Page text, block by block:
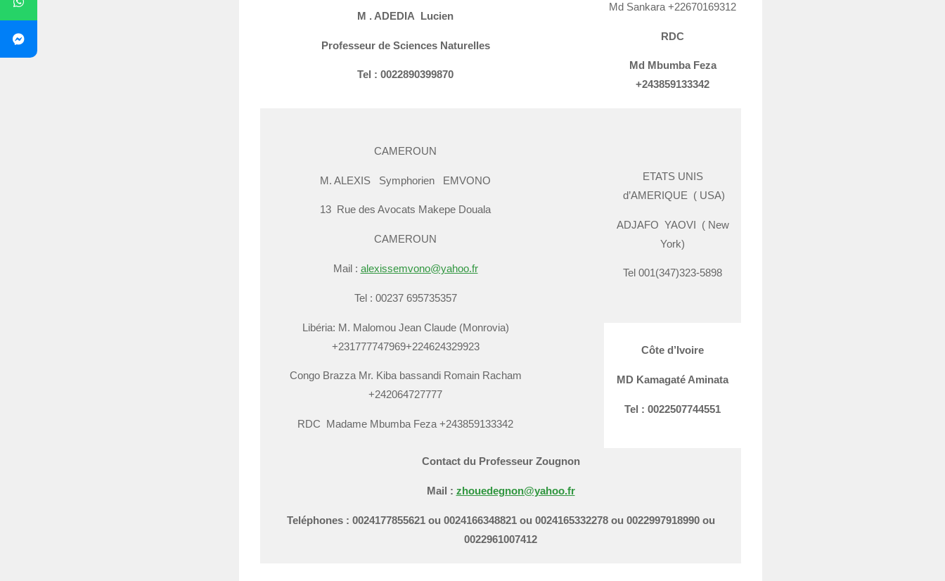
M . ADEDIA Lucien
Professeur de Sciences Naturelles
Tel : 0022890399870
Md Sankara +22670169312
RDC
Md Mbumba Feza
+243859133342
CAMEROUN
M. ALEXIS Symphorien EMVONO
13 Rue des Avocats Makepe Douala
CAMEROUN
Mail : alexissemvono@yahoo.fr
Tel : 00237 695735357
Libéria: M. Malomou Jean Claude (Monrovia)
+231777747969+224624329923
Congo Brazza Mr. Kiba bassandi Romain Racham
+242064727777
RDC Madame Mbumba Feza +243859133342
ETATS UNIS
d’AMERIQUE ( USA)
ADJAFO YAOVI ( New
York)
Tel 001(347)323-5898
Côte d’Ivoire
MD Kamagaté Aminata
Tel : 0022507744551
Contact du Professeur Zougnon
Mail : zhouedegnon@yahoo.fr
Teléphones : 0024177855621 ou 0024166348821 ou 0024165332278 ou 0022997918990 ou
0022961007412